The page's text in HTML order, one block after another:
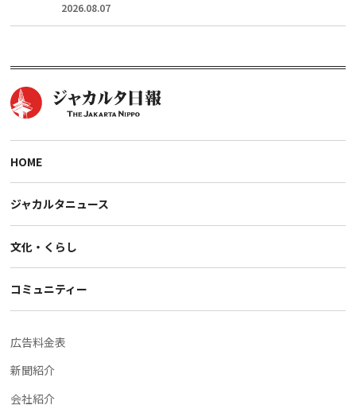
2026.08.07
HOME
ジャカルタニュース
文化・くらし
コミュニティー
広告料金表
新聞紹介
会社紹介